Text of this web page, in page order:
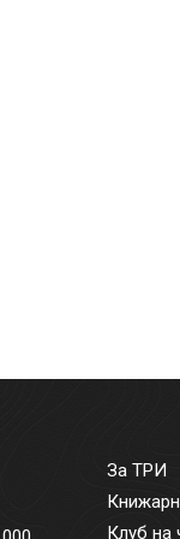
За ТРИ
Клуб на